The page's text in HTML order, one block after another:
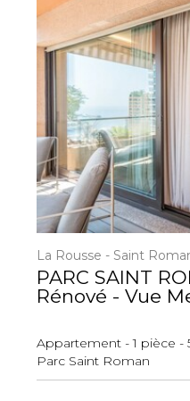
La Rousse - Saint
PARC SAINT
Rénové - Vue
Appartement - 1 pièce -
Parc Saint Roman